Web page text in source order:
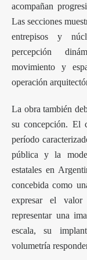
acompañan
Las secciones
entrepisos y
percepción
movimiento y
operación
La obra también
su concepción. El
período
pública y la
estatales en
concebida como
expresar el
representar una
escala, su
volumetría